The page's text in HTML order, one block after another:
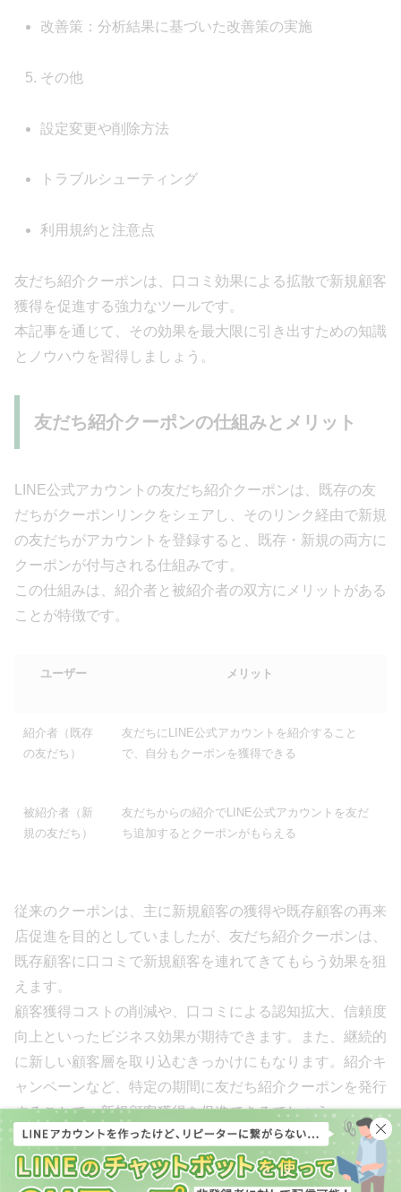
改善策：分析結果に基づいた改善策の実施
その他
設定変更や削除方法
トラブルシューティング
利用規約と注意点
友だち紹介クーポンは、口コミ効果による拡散で新規顧客
獲得を促進する強力なツールです。
本記事を通じて、その効果を最大限に引き出すための知識
とノウハウを習得しましょう。
友だち紹介クーポンの仕組みとメリット
LINE公式アカウントの友だち紹介クーポンは、既存の友
だちがクーポンリンクをシェアし、そのリンク経由で新規
の友だちがアカウントを登録すると、既存・新規の両方に
クーポンが付与される仕組みです。
この仕組みは、紹介者と被紹介者の双方にメリットがある
ことが特徴です。
ユーザー メリット
紹介者（既存
の友だち）
友だちにLINE公式アカウントを紹介すること
で、自分もクーポンを獲得できる
被紹介者（新
規の友だち）
友だちからの紹介でLINE公式アカウントを友だ
ち追加するとクーポンがもらえる
従来のクーポンは、主に新規顧客の獲得や既存顧客の再来
店促進を目的としていましたが、友だち紹介クーポンは、
既存顧客に口コミで新規顧客を連れてきてもらう効果を狙
えます。
顧客獲得コストの削減や、口コミによる認知拡大、信頼度
向上といったビジネス効果が期待できます。また、継続的
に新しい顧客層を取り込むきっかけにもなります。紹介キ
ャンペーンなど、特定の期間に友だち紹介クーポンを発行
することで、新規顧客獲得を促進できるでしょう。
紹介者・被紹介者双方へのメリット